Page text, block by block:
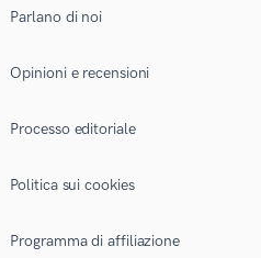
Parlano di noi
Opinioni e recensioni
Processo editoriale
Politica sui cookies
Programma di affiliazione